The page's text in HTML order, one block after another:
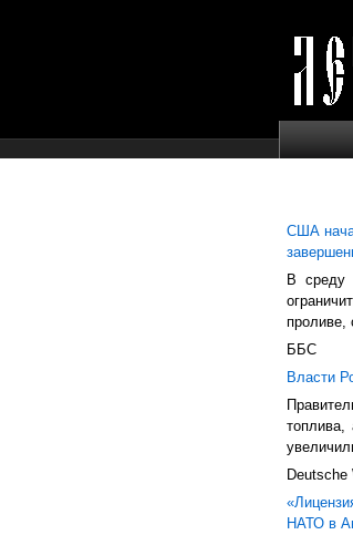
США
В среду
проливе,
ББС
Власти
топлива,
Deutsche
НАТО в